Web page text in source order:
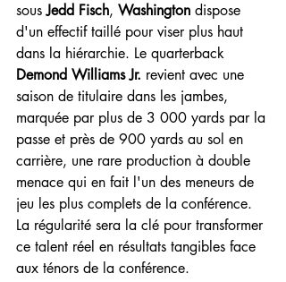
sous Jedd Fisch, Washington dispose
d'un effectif taillé pour viser plus haut
dans la hiérarchie. Le quarterback
Demond Williams Jr. revient avec une
saison de titulaire dans les jambes,
marquée par plus de 3 000 yards par la
passe et près de 900 yards au sol en
carrière, une rare production à double
menace qui en fait l'un des meneurs de
jeu les plus complets de la conférence.
La régularité sera la clé pour transformer
ce talent réel en résultats tangibles face
aux ténors de la conférence.